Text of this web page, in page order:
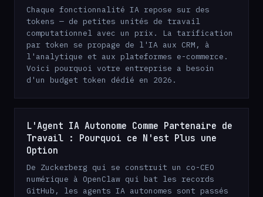
Chaque fonctionnalité IA repose sur des
tokens — de petites unités de travail
computationnel avec un prix. La tarification
par token se propage de l'IA aux CRM, à
l'analytique et aux plateformes e-commerce.
Voici pourquoi votre entreprise a besoin
d'un budget token dédié en 2026.
L'Agent IA Autonome Comme Partenaire de
Travail : Pourquoi ce N'est Plus une
Option
De Zuckerberg qui se construit un co-CEO
numérique à OpenClaw qui bat les records
GitHub, les agents IA autonomes sont passés